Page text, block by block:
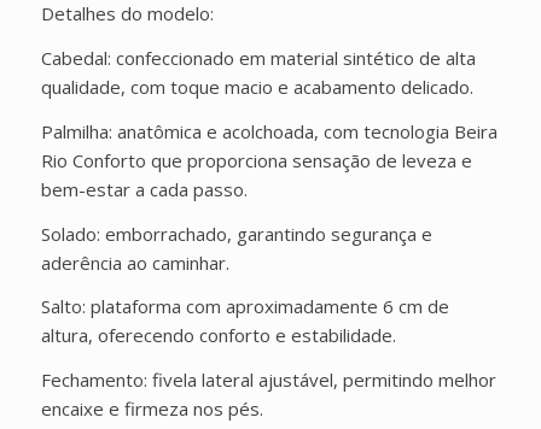
Detalhes do modelo:
Cabedal: confeccionado em material sintético de alta
qualidade, com toque macio e acabamento delicado.
Palmilha: anatômica e acolchoada, com tecnologia Beira
Rio Conforto que proporciona sensação de leveza e
bem-estar a cada passo.
Solado: emborrachado, garantindo segurança e
aderência ao caminhar.
Salto: plataforma com aproximadamente 6 cm de
altura, oferecendo conforto e estabilidade.
Fechamento: fivela lateral ajustável, permitindo melhor
encaixe e firmeza nos pés.